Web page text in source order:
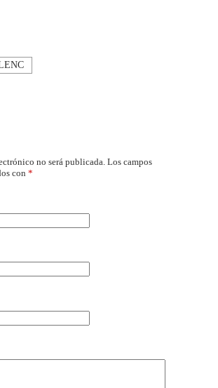
no será publicada. Los campos
con *